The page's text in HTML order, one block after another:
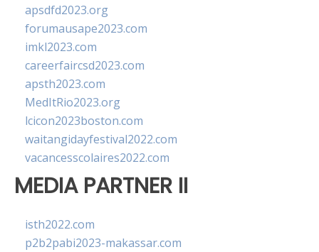
apsdfd2023.org
forumausape2023.com
imkl2023.com
careerfaircsd2023.com
apsth2023.com
MedItRio2023.org
lcicon2023boston.com
waitangidayfestival2022.com
vacancesscolaires2022.com
MEDIA PARTNER II
isth2022.com
p2b2pabi2023-makassar.com